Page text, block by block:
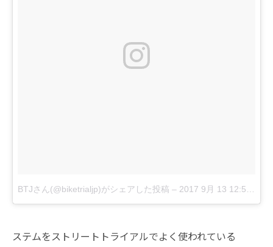
BTJさん(@biketrialjp)がシェアした投稿 – 2017 9月 13 12:51午前 PDT
ステムをストリートトライアルでよく使われている